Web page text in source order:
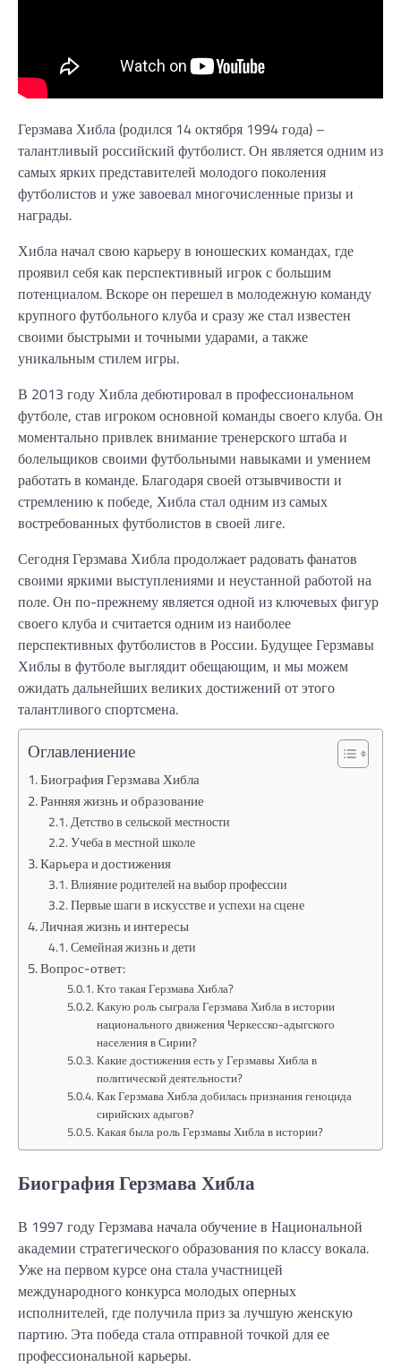
Герзмава Хибла (родился 14 октября 1994 года) –
талантливый российский футболист. Он является одним из
самых ярких представителей молодого поколения
футболистов и уже завоевал многочисленные призы и
награды.
Хибла начал свою карьеру в юношеских командах, где
проявил себя как перспективный игрок с большим
потенциалом. Вскоре он перешел в молодежную команду
крупного футбольного клуба и сразу же стал известен
своими быстрыми и точными ударами, а также
уникальным стилем игры.
В 2013 году Хибла дебютировал в профессиональном
футболе, став игроком основной команды своего клуба. Он
моментально привлек внимание тренерского штаба и
болельщиков своими футбольными навыками и умением
работать в команде. Благодаря своей отзывчивости и
стремлению к победе, Хибла стал одним из самых
востребованных футболистов в своей лиге.
Сегодня Герзмава Хибла продолжает радовать фанатов
своими яркими выступлениями и неустанной работой на
поле. Он по-прежнему является одной из ключевых фигур
своего клуба и считается одним из наиболее
перспективных футболистов в России. Будущее Герзмавы
Хиблы в футболе выглядит обещающим, и мы можем
ожидать дальнейших великих достижений от этого
талантливого спортсмена.
Оглавлениение
Биография Герзмава Хибла
Ранняя жизнь и образование
Детство в сельской местности
Учеба в местной школе
Карьера и достижения
Влияние родителей на выбор профессии
Первые шаги в искусстве и успехи на сцене
Личная жизнь и интересы
Семейная жизнь и дети
Вопрос-ответ:
Кто такая Герзмава Хибла?
Какую роль сыграла Герзмава Хибла в истории
национального движения Черкесско-адыгского
населения в Сирии?
Какие достижения есть у Герзмавы Хибла в
политической деятельности?
Как Герзмава Хибла добилась признания геноцида
сирийских адыгов?
Какая была роль Герзмавы Хибла в истории?
Биография Герзмава Хибла
В 1997 году Герзмава начала обучение в Национальной
академии стратегического образования по классу вокала.
Уже на первом курсе она стала участницей
международного конкурса молодых оперных
исполнителей, где получила приз за лучшую женскую
партию. Эта победа стала отправной точкой для ее
профессиональной карьеры.